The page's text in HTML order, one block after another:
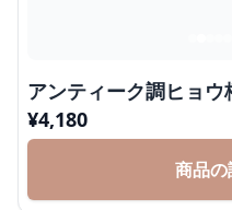
アンティーク調ヒョ
¥4,180
商品